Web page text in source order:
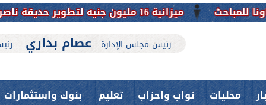
ميزانية 16 مليون جنيه لتطوير حديقة ناصر بأبوتيج.. نقلة حضارية تحافظ على تاريخها
رئيس مجلس الإدارة عصام بداري
محليات نواب واحزاب تعليم بنوك واستثمارات